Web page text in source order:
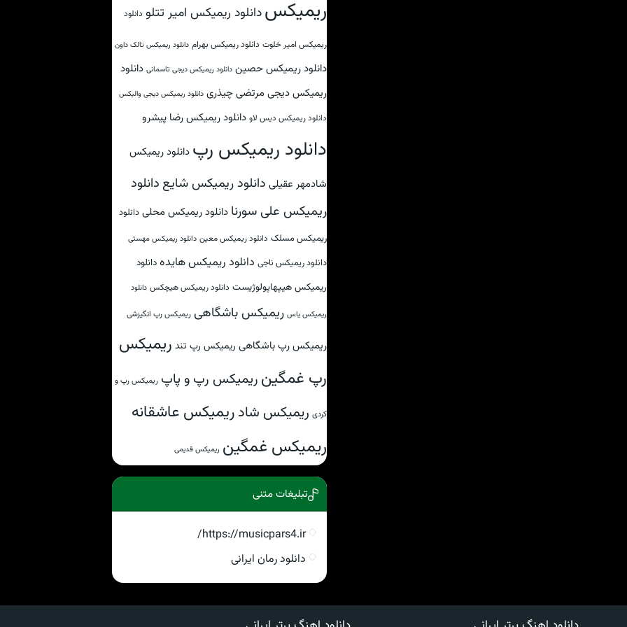
ریمیکسدانلود ریمیکس امیر تتلو دانلود
ریمیکس امیر خلوت دانلود ریمیکس بهرام دانلود ریمیکس تالک داون
دانلود ریمیکس حصین دانلود ریمیکس دیجی تاسمانی دانلود
ریمیکس دیجی مرتضی چیذری دانلود ریمیکس دیجی والیکس
دانلود ریمیکس دیس لاو دانلود ریمیکس رضا پیشرو
دانلود ریمیکس رپ دانلود ریمیکس
شادمهر عقیلی دانلود ریمیکس شایع دانلود
ریمیکس علی سورنا دانلود ریمیکس محلی دانلود
ریمیکس مسلک دانلود ریمیکس معین دانلود ریمیکس مهستی
دانلود ریمیکس ناجی دانلود ریمیکس هایده دانلود
ریمیکس هیپهاپولوژیست دانلود ریمیکس هیچکس دانلود
ریمیکس یاس ریمیکس باشگاهی ریمیکس رپ انگیزشی
ریمیکس رپ باشگاهی ریمیکس رپ تند ریمیکس
رپ غمگین ریمیکس رپ و پاپ ریمیکس رپ و
کردی ریمیکس شادریمیکس عاشقانه
ریمیکس غمگین ریمیکس قدیمی
تبلیغات متنی
https://musicpars4.ir/
دانلود رمان ایرانی